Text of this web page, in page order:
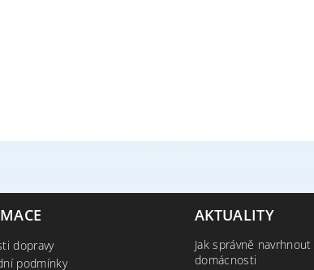
dopravy
podmínky
AKTUALITY
Jak správně
domácnosti